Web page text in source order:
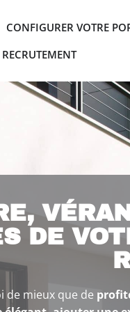
NOS SERVICES
CONFIGURER VOTRE
RECRUTEMENT
DE
de mieux que de